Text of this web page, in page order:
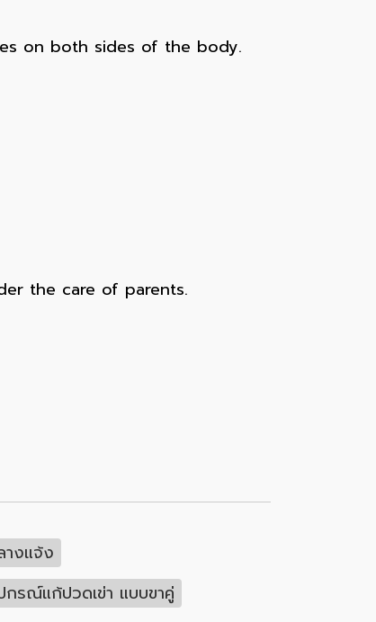
on both sides of the body.
the care of parents.
างแจ้ง
กรณ์แก้ปวดเข่า แบบขาคู่